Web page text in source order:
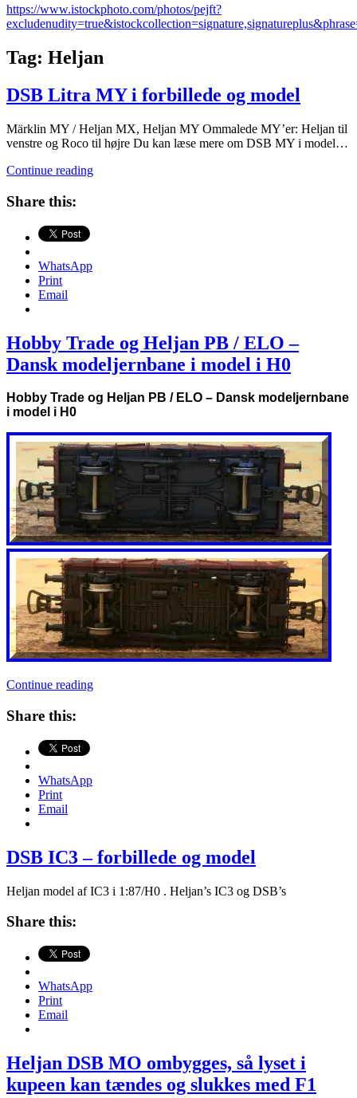
https://www.istockphoto.com/photos/pejft?
Tag: Heljan
DSB Litra MY i forbillede og model
Märklin MY / Heljan MX, Heljan MY Ommalede MY’er: Heljan til
venstre og Roco til højre Du kan læse mere om DSB MY i model…
Continue readingDSB
Share this:
WhatsApp
Print
Email
Hobby Trade og Heljan PB / ELO –
Dansk modeljernbane i model i H0
Hobby Trade og Heljan PB / ELO – Dansk modeljernbane
i model i H0
Continue readingHobby
i
H0
Share this:
WhatsApp
Print
Email
DSB IC3 – forbillede og model
Heljan model af IC3 i 1:87/H0 . Heljan’s IC3 og DSB’s
Share this:
WhatsApp
Print
Email
Heljan DSB MO ombygges, så lyset i
kupeen kan tændes og slukkes med F1